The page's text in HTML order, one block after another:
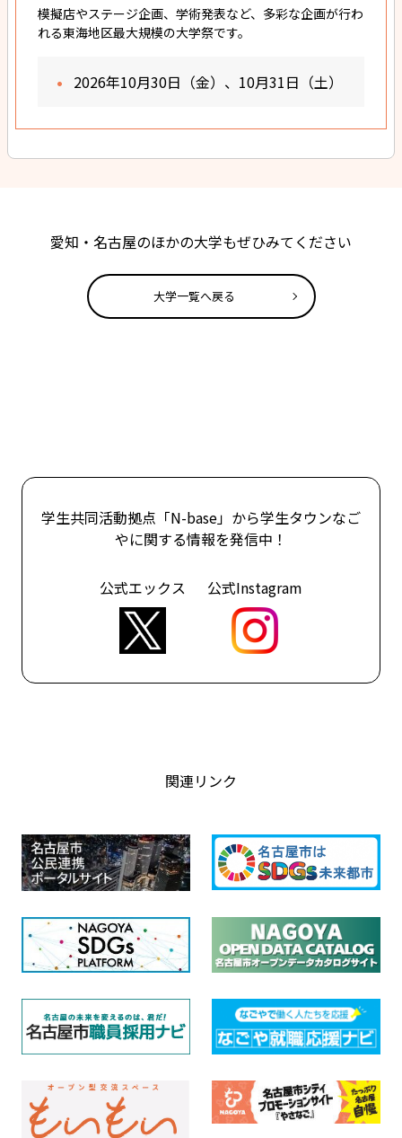
模擬店やステージ企画、学術発表など、多彩な企画が行わ
れる東海地区最大規模の大学祭です。
2026年10月30日（金）、10月31日（土）
愛知・名古屋のほかの大学もぜひみてください
大学一覧へ戻る
学生共同活動拠点「N-base」から学生タウンなご
やに関する情報を発信中！
公式エックス 公式Instagram
関連リンク